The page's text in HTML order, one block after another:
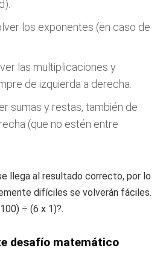
los exponentes (en caso de
las multiplicaciones y
de izquierda a derecha.
sumas y restas, también de
(que no estén entre
llega al resultado correcto, por lo
difíciles se volverán fáciles.
÷ (6 x 1)?.
desafío matemático